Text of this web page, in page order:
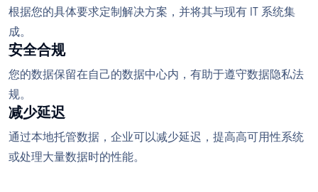
根据您的具体要求定制解决方案，并将其与现有 IT 系统集
成。
安全合规
您的数据保留在自己的数据中心内，有助于遵守数据隐私法
规。
减少延迟
通过本地托管数据，企业可以减少延迟，提高高可用性系统
或处理大量数据时的性能。